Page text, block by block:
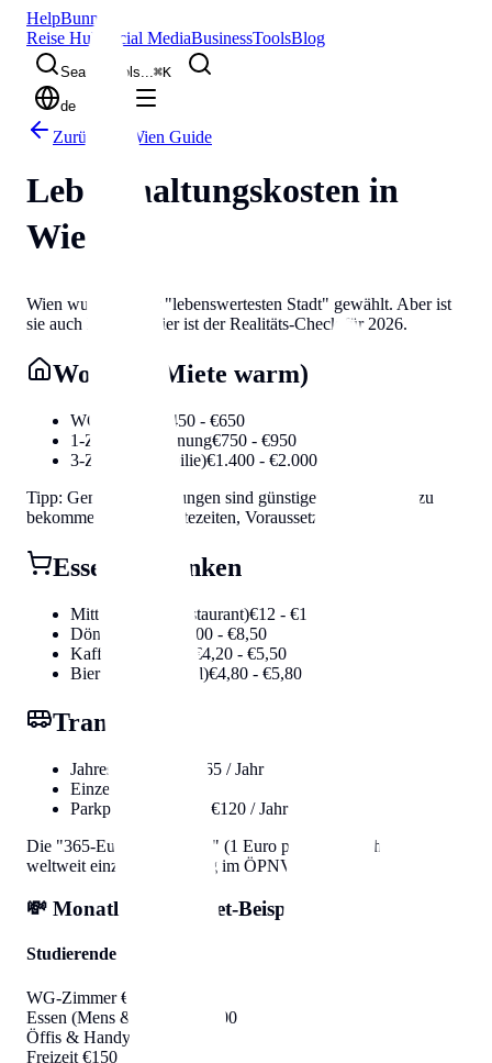
HelpBunny
Reise Hub
Social MediaBusinessToolsBlog
Search tools...⌘K
de
Zurück zu Wien Guide
Lebenshaltungskosten in
Wien 💰
Wien wurde oft zur "lebenswertesten Stadt" gewählt. Aber ist
sie auch leistbar? Hier ist der Realitäts-Check für 2026.
Wohnen (Miete warm)
WG-Zimmer
€450 - €650
1-Zimmer Wohnung€750 - €950
3-Zimmer (Familie)€1.400 - €2.000
Tipp: Gemeindewohnungen sind günstiger, aber schwer zu
bekommen (lange Wartezeiten, Voraussetzungen).
Essen & Trinken
Mittagsmenü (Restaurant)€12 - €18
Döner / Kebab
€6,00 - €8,50
Kaffee (Melange)
€4,20 - €5,50
Bier (0.5l im Lokal)€4,80 - €5,80
Transport
Jahreskarte Öffis
€365 / Jahr
Einzelticket
Parkpickerl (Bezirk) €120 / Jahr
Die "365-Euro-Jahreskarte" (1 Euro pro Tag) macht Wien
weltweit einzigartig günstig im ÖPNV.
💸 Monatliches Budget-Beispiel
Studierende
WG-Zimmer €550
Essen (Mens & Kochen)
€300
Öffis & Handy
Freizeit €150